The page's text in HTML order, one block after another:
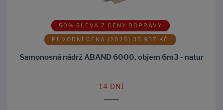
50% SLEVA Z CENY DOPRAVY
PŮVODNÍ CENA (2025) 35.937 KČ
Samonosná nádrž ABAND 6000, objem 6m3 - natur
14 DNÍ